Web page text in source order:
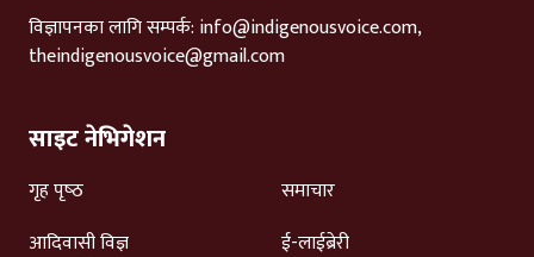
विज्ञापनका लागि सम्पर्क: info@indigenousvoice.com,
theindigenousvoice@gmail.com
साइट नेभिगेशन
गृह पृष्‍ठ
समाचार
आदिवासी विज्ञ
ई-लाईब्रेरी